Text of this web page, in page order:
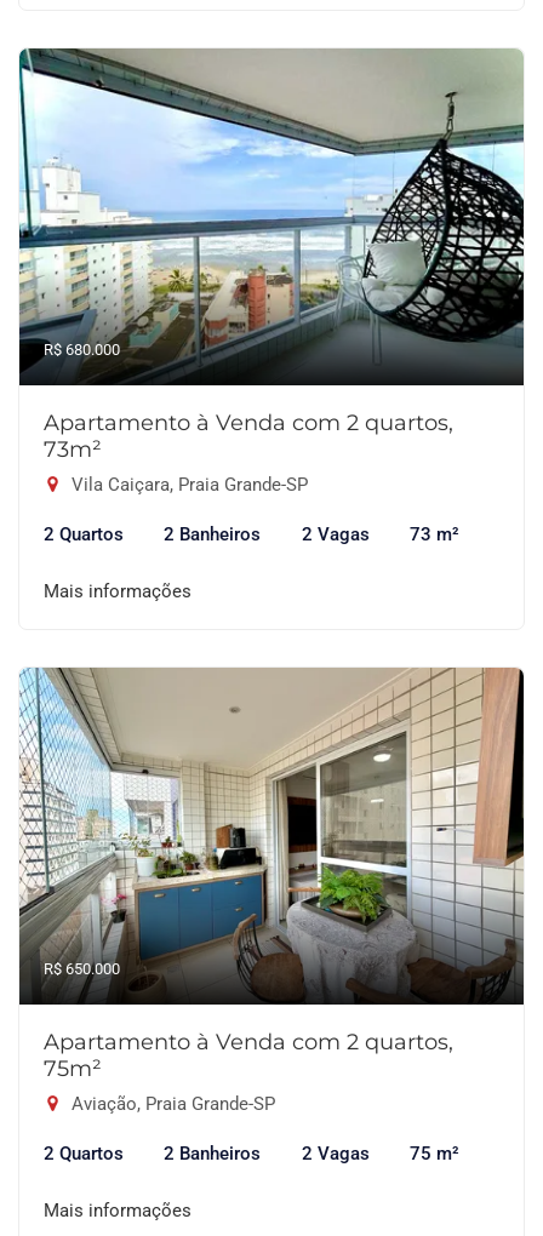
R$ 680.000
Apartamento à Venda com 2 quartos,
73m²
Vila Caiçara, Praia Grande-SP
2 Quartos 2 Banheiros 2 Vagas 73 m²
Mais informações
R$ 650.000
Apartamento à Venda com 2 quartos,
75m²
Aviação, Praia Grande-SP
2 Quartos 2 Banheiros 2 Vagas 75 m²
Mais informações